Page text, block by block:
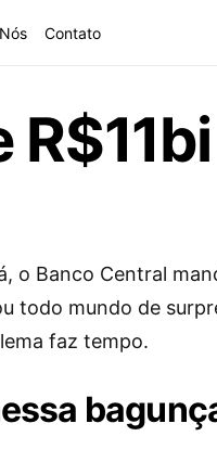
Contato
o Banco Central
todo mundo de
faz tempo.